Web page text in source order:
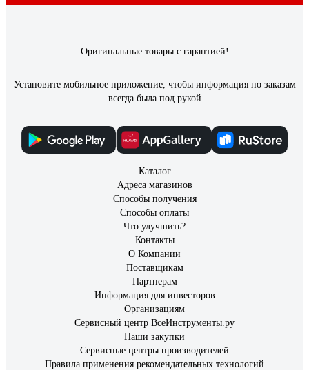
Оригинальные товары с гарантией!
Установите мобильное приложение, чтобы информация по заказам
всегда была под рукой
Каталог
Адреса магазинов
Способы получения
Способы оплаты
Что улучшить?
Контакты
О Компании
Поставщикам
Партнерам
Информация для инвесторов
Организациям
Сервисный центр ВсеИнструменты.ру
Наши закупки
Сервисные центры производителей
Правила применения рекомендательных технологий